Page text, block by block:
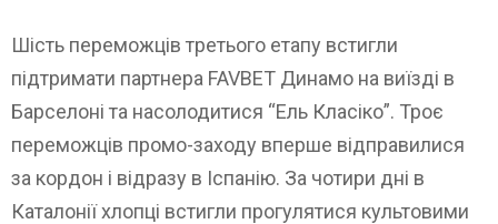
Шість переможців третього етапу встигли
підтримати партнера FAVBET Динамо на виїзді в
Барселоні та насолодитися “Ель Класіко”. Троє
переможців промо-заходу вперше відправилися
за кордон і відразу в Іспанію. За чотири дні в
Каталонії хлопці встигли прогулятися культовими